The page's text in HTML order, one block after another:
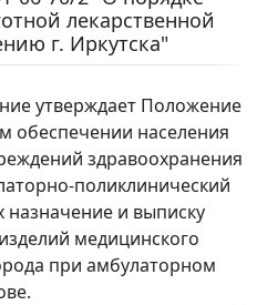
лекарственной
г. Иркутска"
утверждает Положение
обеспечении населения
здравоохранения
поликлинический
и выписку
медицинского
при амбулаторном